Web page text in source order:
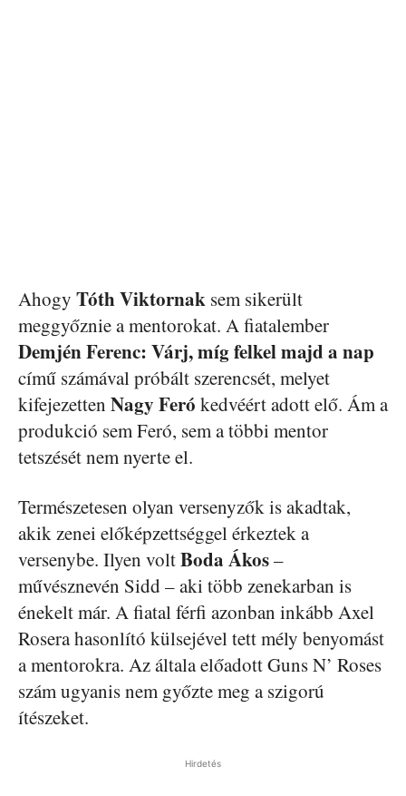
Ahogy Tóth Viktornak sem sikerült
meggyőznie a mentorokat. A fiatalember
Demjén Ferenc: Várj, míg felkel majd a nap
című számával próbált szerencsét, melyet
kifejezetten Nagy Feró kedvéért adott elő. Ám a
produkció sem Feró, sem a többi mentor
tetszését nem nyerte el.
Természetesen olyan versenyzők is akadtak,
akik zenei előképzettséggel érkeztek a
versenybe. Ilyen voltBoda Ákos–
művésznevén Sidd – aki több zenekarban is
énekelt már. A fiatal férfi azonban inkább Axel
Rosera hasonlító külsejével tett mély benyomást
a mentorokra. Az általa előadott Guns N’ Roses
szám ugyanis nem győzte meg a szigorú
ítészeket.
Hirdetés